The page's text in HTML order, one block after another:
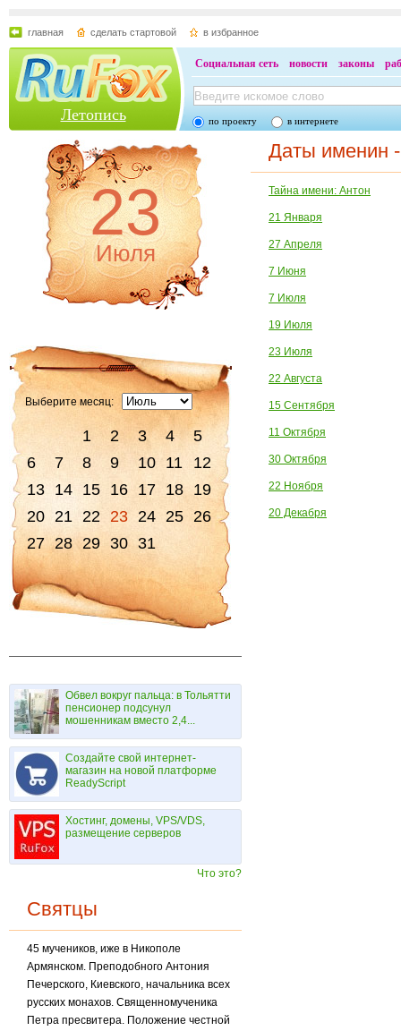
главная сделать стартовой в избранное
Летопись
Социальная сеть новости законы
по проекту в интернете
23
Июля
Выберите месяц:
1 2 3 4
5
6
7 8 9 10 11
12
13 14 15 16 17 18 19
20 21 22 23 24 25 26
27 28 29 30 31
Обвел вокруг пальца: в Тольятти
пенсионер подсунул
мошенникам вместо 2,4...
Создайте свой интернет-
магазин на новой платформе
ReadyScript
Хостинг, домены, VPS/VDS,
размещение серверов
Что это?
Святцы
45 мучеников, иже в Никополе
Армянском. Преподобного Антония
Печерского, Киевско­го, начальника всех
русских монахов. Священномученика
Петра пресвитера. Положение честной
Даты именин
Тайна имени: Антон
21 Января
27 Апреля
7 Июня
7 Июля
19 Июля
23 Июля
22 Августа
15 Сентября
11 Октября
30 Октября
22 Ноября
20 Декабря